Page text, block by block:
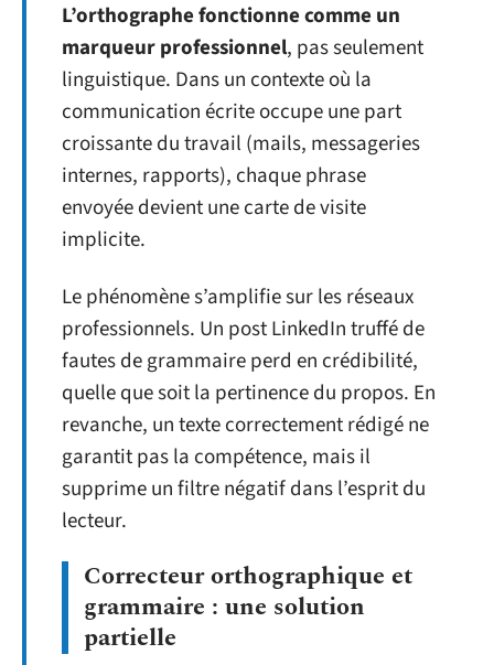
L’orthographe fonctionne comme un
marqueur professionnel, pas seulement
linguistique. Dans un contexte où la
communication écrite occupe une part
croissante du travail (mails, messageries
internes, rapports), chaque phrase
envoyée devient une carte de visite
implicite.
Le phénomène s’amplifie sur les réseaux
professionnels. Un post LinkedIn truffé de
fautes de grammaire perd en crédibilité,
quelle que soit la pertinence du propos. En
revanche, un texte correctement rédigé ne
garantit pas la compétence, mais il
supprime un filtre négatif dans l’esprit du
lecteur.
Correcteur orthographique et
grammaire : une solution
partielle